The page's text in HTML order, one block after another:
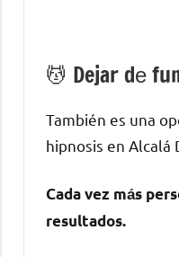
💆 ‍Dejar dе
También es una
hipnosis en Alcalá
Cada vez mа́s
resultados.